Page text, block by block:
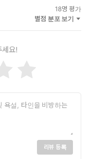
한다.
이 되는가? 브랜딩의 핵
하는 것, 그래서 소비자의
랜드 설계자』는 이 두
간부터 구매 이후 관리까
한다. 스토리셀링, 트래
사람들이 어느새 당신의
이렇게 호소할 것이다.
황된 이론은 단 한 줄도
실무 지식이 생생하게
18명 평가
별점 분포 보기
세요!
리뷰 등록